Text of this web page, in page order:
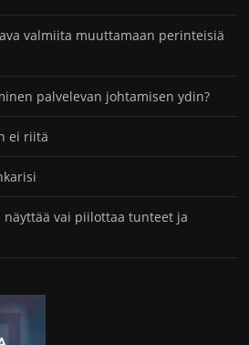
valmiita muuttamaan perinteisiä
palvelevan johtamisen ydin?
ei riitä
vai piilottaa tunteet ja